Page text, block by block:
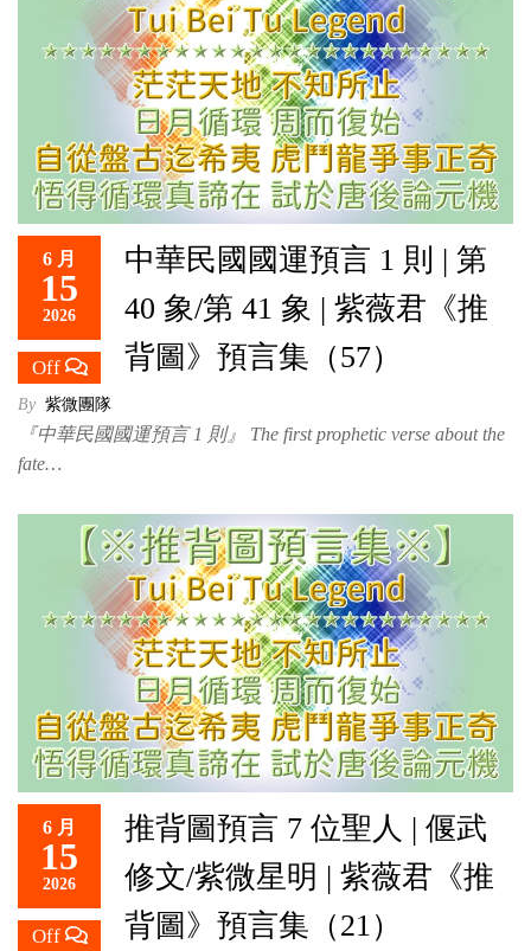
6 月
15
2026
Off
中華民國國運預言 1 則 | 第
40 象/第 41 象 | 紫薇君《推
背圖》預言集（57）
By 紫微團隊
『中華民國國運預言 1 則』 The first prophetic verse about the
fate…
6 月
15
2026
Off
推背圖預言 7 位聖人 | 偃武
修文/紫微星明 | 紫薇君《推
背圖》預言集（21）